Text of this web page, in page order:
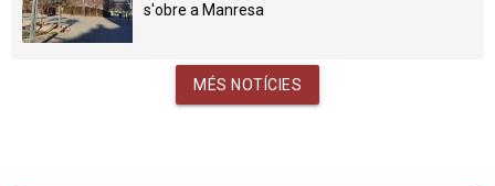
s'obre a Manresa
MÉS NOTÍCIES